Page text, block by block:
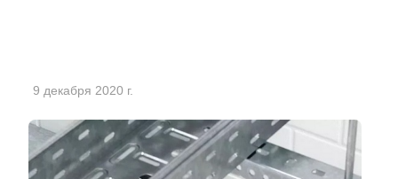
9 декабря 2020 г.